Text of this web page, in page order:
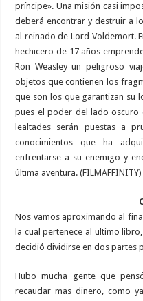
príncipe». Una misión casi
deberá encontrar y destruir a
al reinado de Lord Voldemort.
hechicero de 17 años
Ron Weasley un peligroso
objetos que contienen los
que son los que garantizan su
pues el poder del lado oscuro
lealtades serán puestas a
conocimientos que ha
enfrentarse a su enemigo y
última aventura. (FILMAFFINITY)
Nos vamos aproximando al
la cual pertenece al ultimo
decidió dividirse en dos partes
Hubo mucha gente que
recaudar mas dinero, como